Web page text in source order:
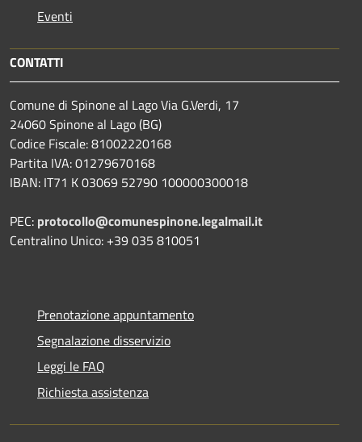
Eventi
CONTATTI
Comune di Spinone al Lago Via G.Verdi, 17
24060 Spinone al Lago (BG)
Codice Fiscale: 81002220168
Partita IVA: 01279670168
IBAN: IT71 K 03069 52790 100000300018
PEC: protocollo@comunespinone.legalmail.it
Centralino Unico: +39 035 810051
Prenotazione appuntamento
Segnalazione disservizio
Leggi le FAQ
Richiesta assistenza